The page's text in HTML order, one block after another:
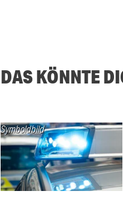
DAS KÖNNTE
Symboldbild